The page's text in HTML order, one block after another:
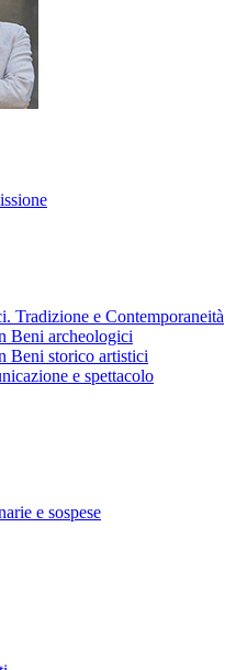
Tradizione e Contemporaneità
Beni archeologici
Beni storico artistici
e spettacolo
e sospese